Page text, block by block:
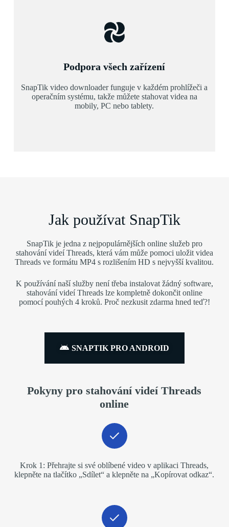
Podpora všech zařízení
SnapTik video downloader funguje v každém prohlížeči a
operačním systému, takže můžete stahovat videa na
mobily, PC nebo tablety.
Jak používat SnapTik
SnapTik je jedna z nejpopulárnějších online služeb pro
stahování videí Threads, která vám může pomoci uložit videa
Threads ve formátu MP4 s rozlišením HD s nejvyšší kvalitou.
K používání naší služby není třeba instalovat žádný software,
stahování videí Threads lze kompletně dokončit online
pomocí pouhých 4 kroků. Proč nezkusit zdarma hned teď?!
SNAPTIK PRO ANDROID
Pokyny pro stahování videí Threads
online
Krok 1: Přehrajte si své oblíbené video v aplikaci Threads,
klepněte na tlačítko „Sdílet“ a klepněte na „Kopírovat odkaz“.